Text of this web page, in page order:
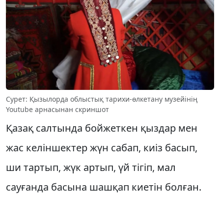
Сурет: Қызылорда облыстық тарихи-өлкетану музейінің
Youtube арнасынан скриншот
Қазақ салтында бойжеткен қыздар мен
жас келіншектер жүн сабап, киіз басып,
ши тартып, жүк артып, үй тігіп, мал
сауғанда басына шашқап киетін болған.